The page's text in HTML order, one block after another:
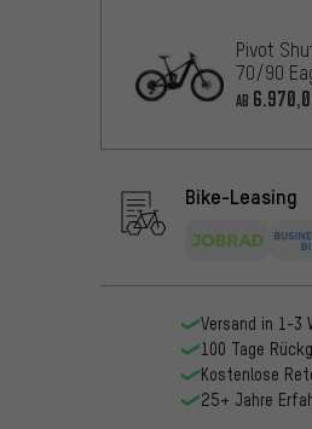
Pivot
70/90
AB
Bike-Leasing
Versand in 1-3
100 Tage
Kostenlose
25+ Jahre